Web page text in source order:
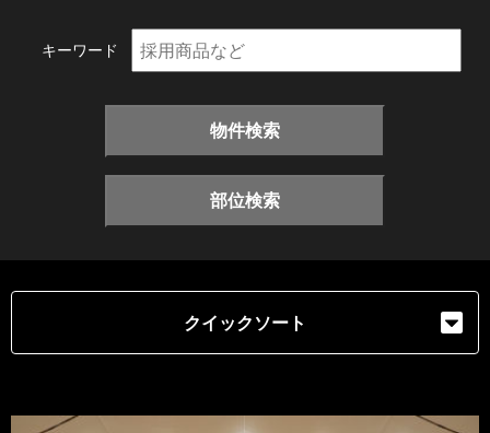
キーワード
物件検索
部位検索
クイックソート